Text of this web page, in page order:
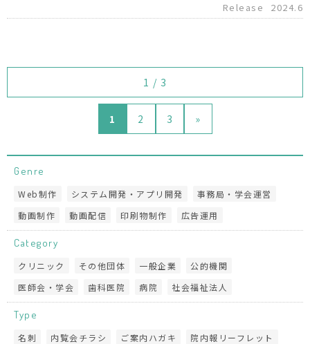
Release
2024.6
1 / 3
1 2 3 »
Genre
Web制作 システム開発・アプリ開発
事務局・学会運営
動画制作
動画配信 印刷物制作 広告運用
Category
クリニック その他団体 一般企業
公的機関
医師会・学会
歯科医院 病院 社会福祉法人
Type
名刺 内覧会チラシ ご案内ハガキ
院内報リーフレット